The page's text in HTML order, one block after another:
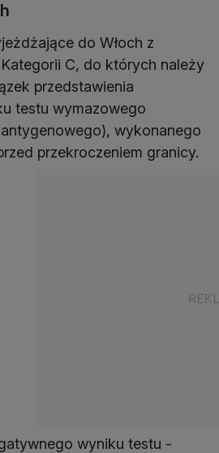
do Włoch z
C, do których należy
przedstawienia
testu wymazowego
wykonanego
przekroczeniem granicy.
wyniku testu -